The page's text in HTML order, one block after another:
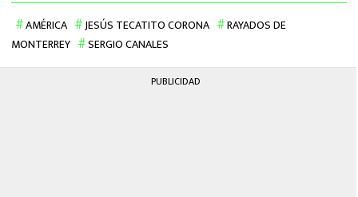
AMÉRICA JESÚS TECATITO CORONA
RAYADOS DE
MONTERREY
SERGIO CANALES
PUBLICIDAD